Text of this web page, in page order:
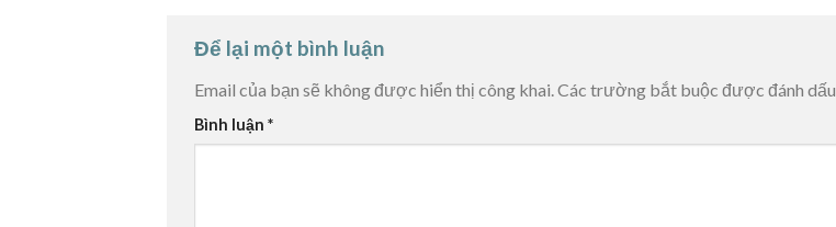
Để lại một bình luận
Email của bạn sẽ không được hiển thị công khai.Các trường bắt buộc được đánh dấu
Bình luận *